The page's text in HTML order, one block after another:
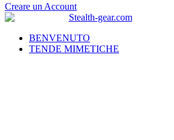
Creare un Account
BENVENUTO
TENDE MIMETICHE